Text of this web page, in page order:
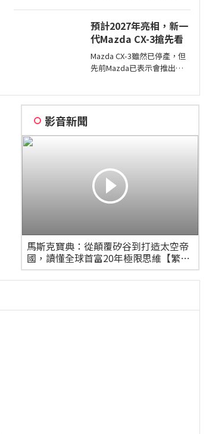
油，這也讓Qashqai
e‑Power擁有高效的里程表
現，日前就創下非純電與
PHEV行駛里程最高金氏世界
預計2027年亮相，新一
代Mazda CX-3搶先看
Mazda CX-3雖然已停產，但
先前Mazda已表示會推出下
了新一代CX-3。
影音新聞
馬斯克寶典：從顛覆矽谷到打造太空帝
國，讀懂全球首富20年極限思維【繁中
版限定收錄：給讀者的手寫寄語印簽】